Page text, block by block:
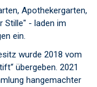
Apothekergarten,
Stille" - laden im
ein.
wurde 2018 vom
übergeben. 2021
hangemachter